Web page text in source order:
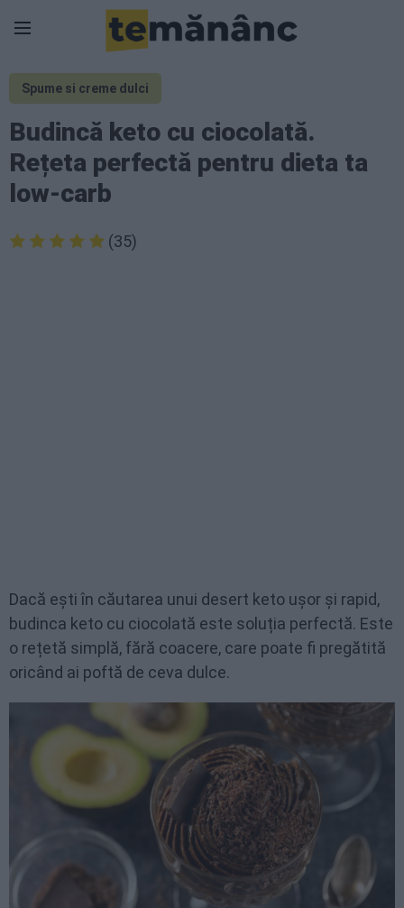
Spume si creme dulci
Budincă keto cu ciocolată.
Rețeta perfectă pentru dieta ta
low-carb
(35)
Dacă ești în căutarea unui desert keto ușor și rapid,
budinca keto cu ciocolată este soluția perfectă. Este
o rețetă simplă, fără coacere, care poate fi pregătită
oricând ai poftă de ceva dulce.